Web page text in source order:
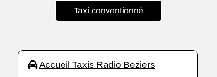
Taxi conventionné
Accueil Taxis Radio Beziers